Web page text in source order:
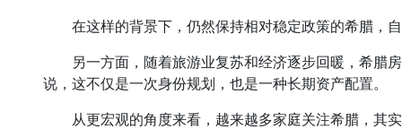
在这样的背景下，仍然保持相对稳定政策的希腊，
另一方面，随着旅游业复苏和经济逐步回暖，希腊
说，这不仅是一次身份规划，也是一种长期资产配置。
从更宏观的角度来看，越来越多家庭关注希腊，其